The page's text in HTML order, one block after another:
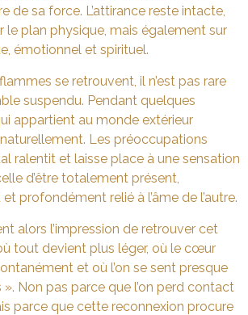
de sa force. L’attirance reste intacte,
le plan physique, mais également sur
émotionnel et spirituel.
se retrouvent, il n’est pas rare
suspendu. Pendant quelques
appartient au monde extérieur
Les préoccupations
ralentit et laisse place à une sensation
d’être totalement présent,
profondément relié à l’âme de l’autre.
alors l’impression de retrouver cet
tout devient plus léger, où le cœur
et où l’on se sent presque
Non pas parce que l’on perd contact
parce que cette reconnexion procure